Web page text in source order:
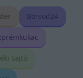
Borsod24
sajtó